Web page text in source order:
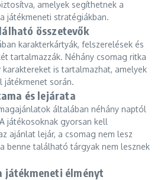
amelyek segíthetnek a
játékmeneti stratégiákban.
összetevők
karakterkártyák, felszerelések és
tartalmazzák. Néhány csomag ritka
is tartalmazhat, amelyek
játékmenet során.
és lejárata
általában néhány naptól
játékosoknak gyorsan kell
ajánlat lejár, a csomag nem lesz
benne található tárgyak nem lesznek
játékmeneti élményt